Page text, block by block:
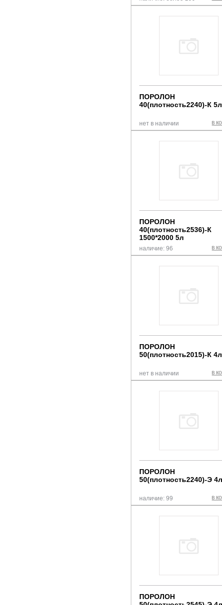
ПОРОЛОН
40(плотность2240)-К 5л
в
нет в наличии
ПОРОЛОН
40(плотность2536)-К
1500*2000 5л
в
наличие: 96
ПОРОЛОН
50(плотность2015)-К 4л
в
нет в наличии
ПОРОЛОН
50(плотность2240)-Э
в
наличие: 99
ПОРОЛОН